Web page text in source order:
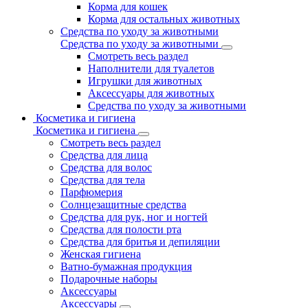
Корма для кошек
Корма для остальных животных
Средства по уходу за животными
Средства по уходу за животными
Смотреть весь раздел
Наполнители для туалетов
Игрушки для животных
Аксессуары для животных
Средства по уходу за животными
Косметика и гигиена
Косметика и гигиена
Смотреть весь раздел
Средства для лица
Средства для волос
Средства для тела
Парфюмерия
Солнцезащитные средства
Средства для рук, ног и ногтей
Средства для полости рта
Средства для бритья и депиляции
Женская гигиена
Ватно-бумажная продукция
Подарочные наборы
Аксессуары
Аксессуары